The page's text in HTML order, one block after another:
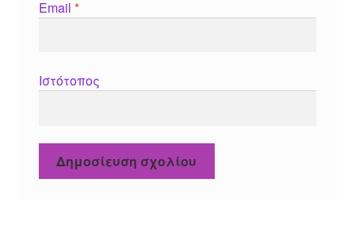
Email *
Ιστότοπος